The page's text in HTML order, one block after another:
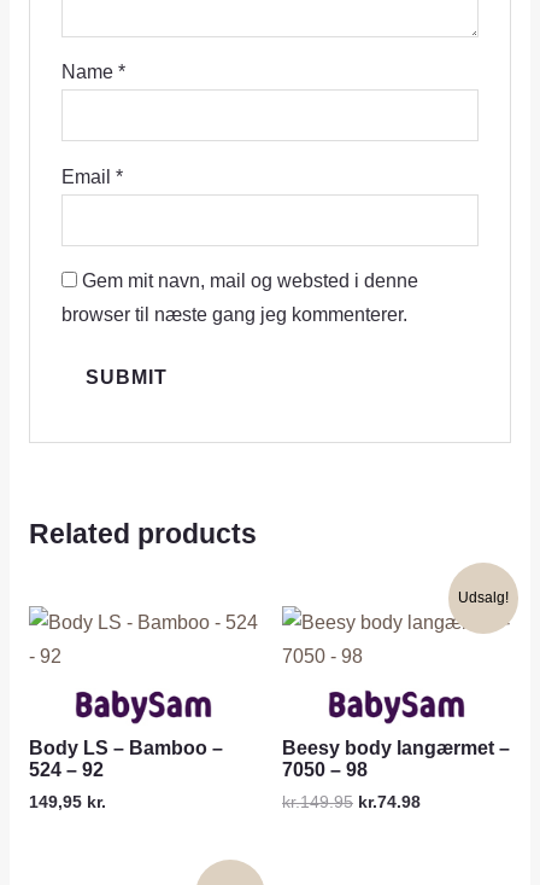
Name *
Email *
Gem mit navn, mail og websted i denne
browser til næste gang jeg kommenterer.
Related products
Body LS – Bamboo –
524 – 92
149,95 kr.
Udsalg!
Beesy body langærmet –
7050 – 98
kr.149.95 kr.74.98